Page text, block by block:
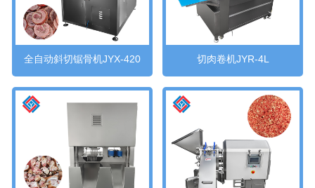
全自动斜切锯骨机JYX-420 切肉卷机JYR-4L